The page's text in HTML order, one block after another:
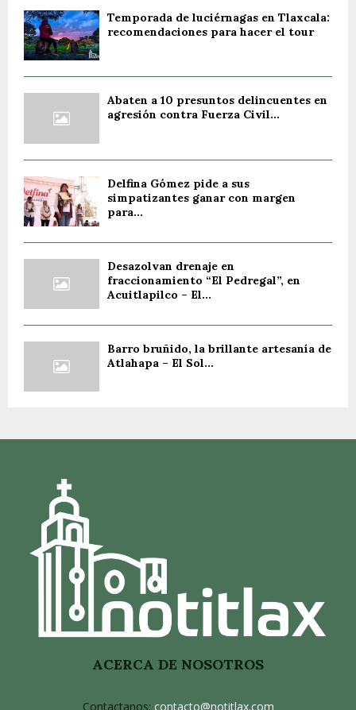
Temporada de luciérnagas en Tlaxcala:
recomendaciones para hacer el tour
Abaten a 10 presuntos delincuentes en
agresión contra Fuerza Civil...
Delfina Gómez pide a sus
simpatizantes ganar con margen
para...
Desazolvan drenaje en
fraccionamiento “El Pedregal”, en
Acuitlapilco – El...
Barro bruñido, la brillante artesanía de
Atlahapa – El Sol...
ACERCA DE NOSOTROS
Contactanos: contacto@notitlax.com